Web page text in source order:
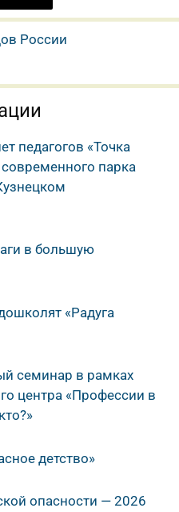
России
педагогов «Точка
парка
в большую
«Радуга
семинар в рамках
центра «Профессии в
детство»
опасности — 2026